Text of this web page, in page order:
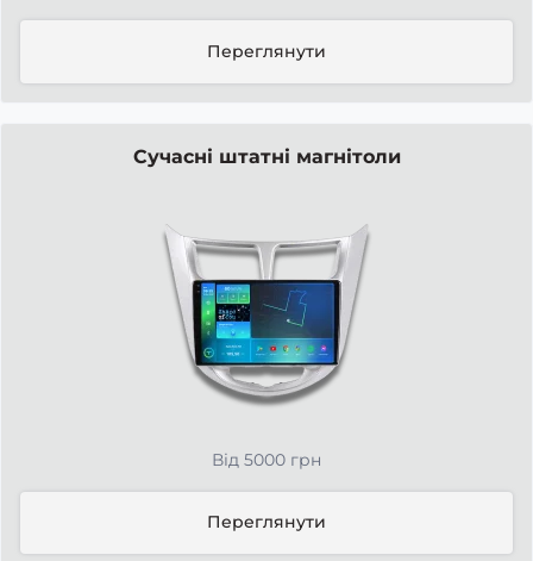
Переглянути
Сучасні штатні магнітоли
Від 5000 грн
Переглянути